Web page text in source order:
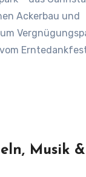
Ackerbau und
Musik &